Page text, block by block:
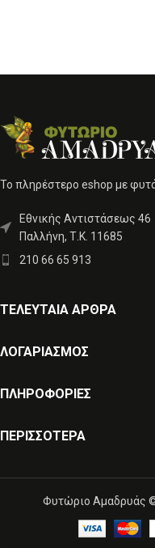
Το πληρέστερο eshop με
Εθνικής Αντιστάσεως 46
Παλλήνη, Τ.Κ. 11685
210 66 65 913
ΤΕΛΕΥΤΑΙΑ ΑΡΘΡΑ
ΛΟΓΑΡΙΑΣΜΟΣ
ΠΛΗΡΟΦΟΡΙΕΣ
ΠΕΡΙΣΣΌΤΕΡΑ
Φυτώριο Αμαδρυάς